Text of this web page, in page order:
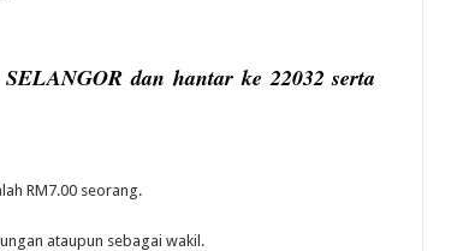
dan hantar ke 22032 serta
RM7.00 seorang.
ataupun sebagai wakil.